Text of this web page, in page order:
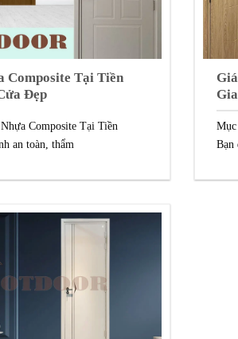
Composite Tại Tiền
Đẹp
Composite Tại Tiền
an toàn, thẩm
Bạn